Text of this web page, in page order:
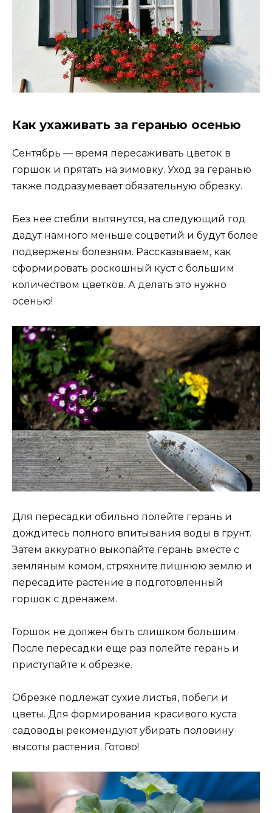
Как ухаживать за геранью осенью
Сентябрь — время пересаживать цветок в
горшок и прятать на зимовку. Уход за геранью
также подразумевает обязательную обрезку.
Без нее стебли вытянутся, на следующий год
дадут намного меньше соцветий и будут более
подвержены болезням. Рассказываем, как
сформировать роскошный куст с большим
количеством цветков. А делать это нужно
осенью!
Для пересадки обильно полейте герань и
дождитесь полного впитывания воды в грунт.
Затем аккуратно выкопайте герань вместе с
земляным комом, стряхните лишнюю землю и
пересадите растение в подготовленный
горшок с дренажем.
Горшок не должен быть слишком большим.
После пересадки еще раз полейте герань и
приступайте к обрезке.
Обрезке подлежат сухие листья, побеги и
цветы. Для формирования красивого куста
садоводы рекомендуют убирать половину
высоты растения. Готово!